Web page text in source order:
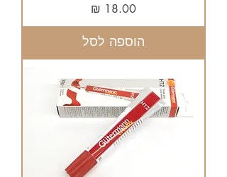
מחיר
הוספה לסל